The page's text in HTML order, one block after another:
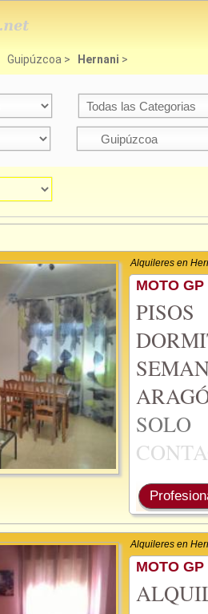
Guipúzcoa > Hernani >
Alquileres en
MOTO
Alquileres en
MOTO